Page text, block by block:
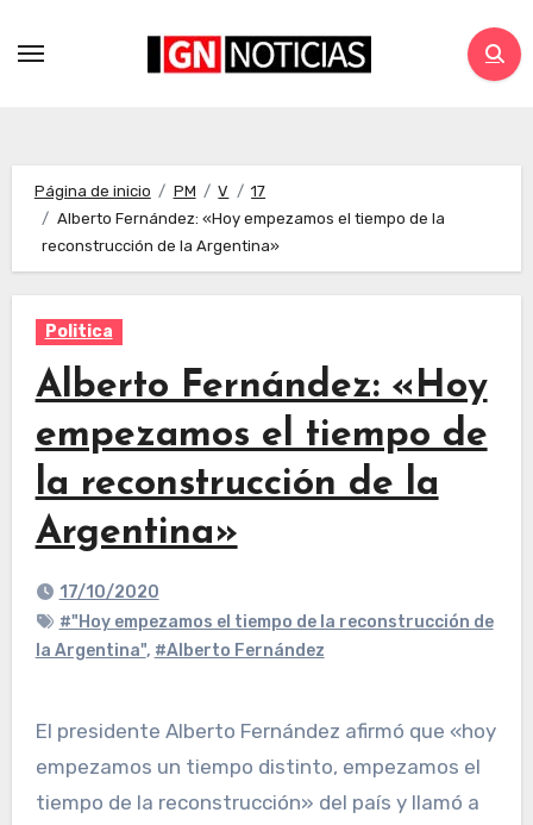
Página de inicio PM V
17
Alberto Fernández: «Hoy empezamos el tiempo de la
reconstrucción de la Argentina»
Politica
Alberto Fernández: «Hoy
empezamos el tiempo de
la reconstrucción de la
Argentina»
17/10/2020
#"Hoy empezamos el tiempo de la reconstrucción de
la Argentina", #Alberto Fernández
El presidente Alberto Fernández afirmó que «hoy
empezamos un tiempo distinto, empezamos el
tiempo de la reconstrucción» del país y llamó a